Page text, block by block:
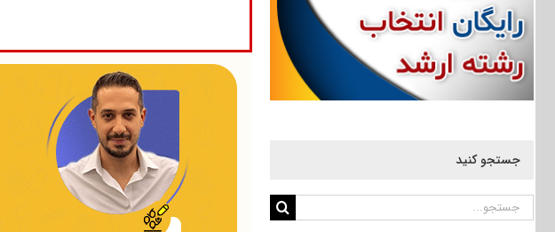
جستجو کنید
جستجو